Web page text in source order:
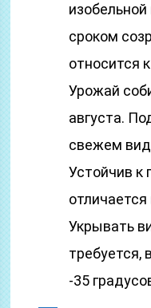
сроком
относится
Урожай
августа.
свежем
Устойчив к
Укрывать
-35